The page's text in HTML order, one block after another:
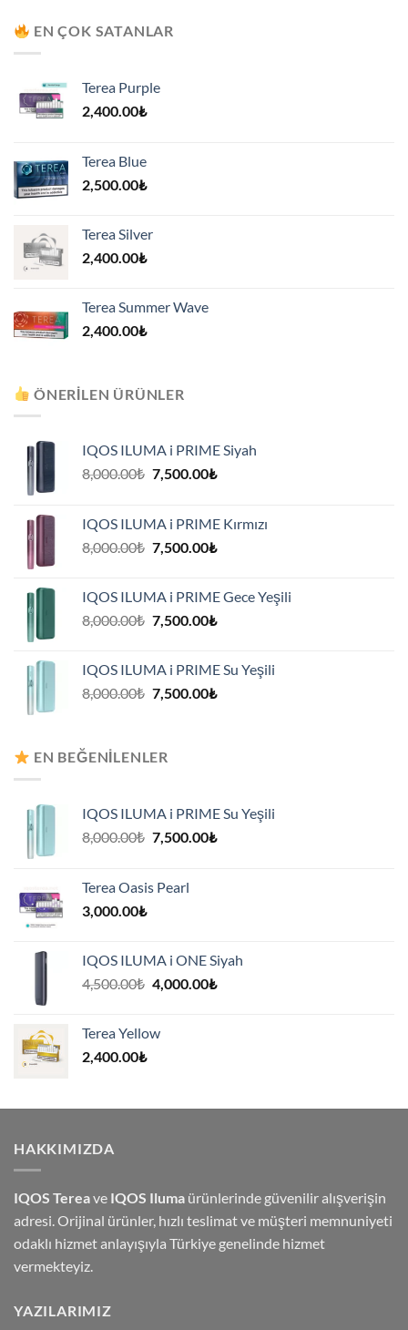
EN ÇOK SATANLAR
Terea Purple
2,400.00₺
Terea Blue
2,500.00₺
Terea Silver
2,400.00₺
Terea Summer Wave
2,400.00₺
ÖNERILEN ÜRÜNLER
IQOS ILUMA i PRIME Siyah
8,000.00₺ Orijinal
7,500.00₺Şu
7,500.00₺.
IQOS ILUMA i PRIME Kırmızı
8,000.00₺ Orijinal
7,500.00₺Şu
7,500.00₺.
IQOS ILUMA i PRIME Gece Yeşili
8,000.00₺ Orijinal
7,500.00₺Şu
7,500.00₺.
IQOS ILUMA i PRIME Su Yeşili
8,000.00₺ Orijinal
7,500.00₺Şu
EN BEĞENILENLER
IQOS ILUMA i PRIME Su Yeşili
8,000.00₺ Orijinal
7,500.00₺Şu
Terea Oasis Pearl
3,000.00₺
IQOS ILUMA i ONE Siyah
4,500.00₺ Orijinal
4,000.00₺Şu
Terea Yellow
2,400.00₺
HAKKIMIZDA
IQOS Tereave IQOS Iluma ürünlerinde güvenilir alışverişin
adresi. Orijinal ürünler, hızlı teslimat ve müşteri memnuniyeti
odaklı hizmet anlayışıyla Türkiye genelinde hizmet
vermekteyiz.
YAZILARIMIZ